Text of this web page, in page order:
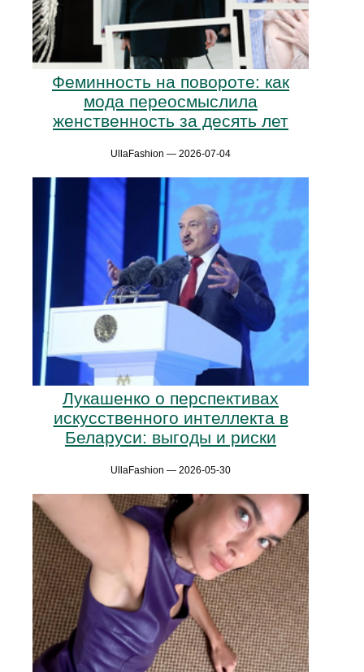
Феминность на повороте: как
мода переосмыслила
женственность за десять лет
UllaFashion — 2026-07-04
Лукашенко о перспективах
искусственного интеллекта в
Беларуси: выгоды и риски
UllaFashion — 2026-05-30